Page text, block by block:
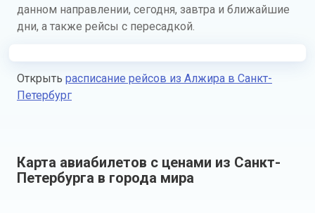
данном направлении, сегодня, завтра и ближайшие
дни, а также рейсы с пересадкой.
Открыть расписание рейсов из Алжира в Санкт-
Петербург
Карта авиабилетов с ценами из Санкт-
Петербурга в города мира